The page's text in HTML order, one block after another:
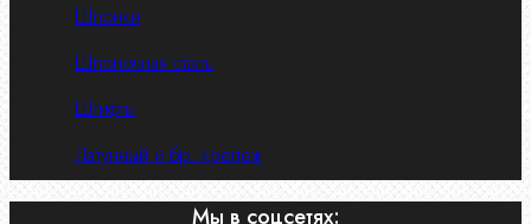
Шпонки
Шпоночная сталь
Штифты
Латунный и бр. крепеж
Мы в соцсетях: